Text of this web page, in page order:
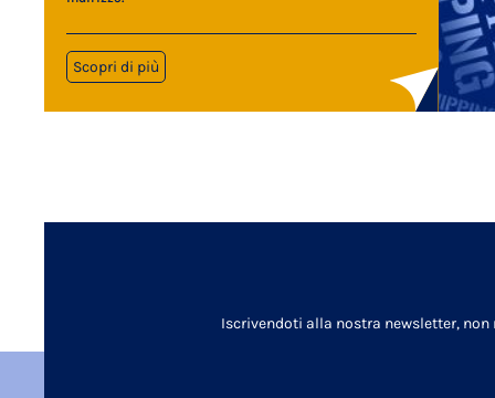
Scopri di più
Iscrivendoti alla nostra newsletter,